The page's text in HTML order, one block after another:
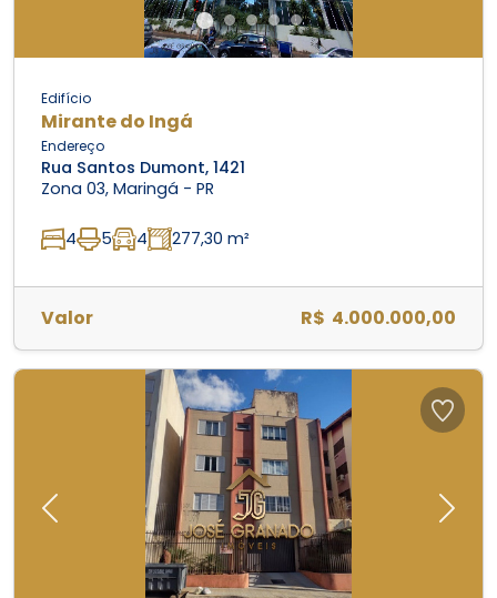
Edifício
Mirante do Ingá
Endereço
Rua Santos Dumont, 1421
Zona 03, Maringá - PR
4 5 4 277,30 m²
Valor R$ 4.000.000,00
Previous Next